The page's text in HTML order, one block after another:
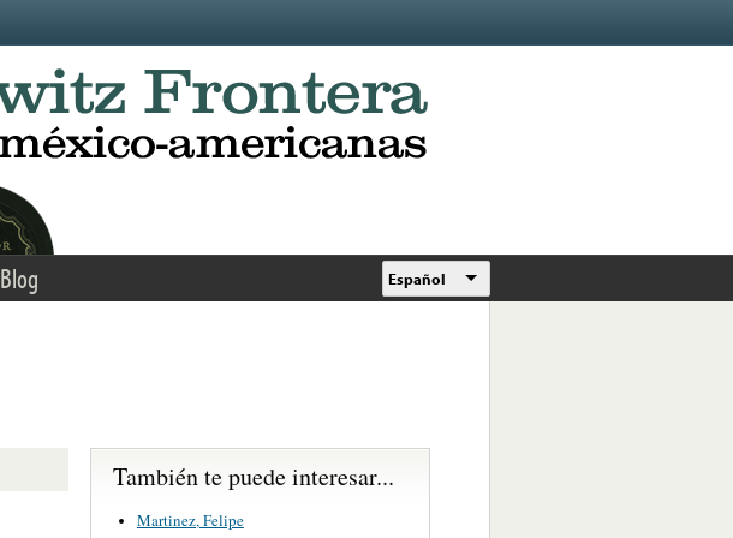
Blog Español
También te puede interesar...
Martinez, Felipe